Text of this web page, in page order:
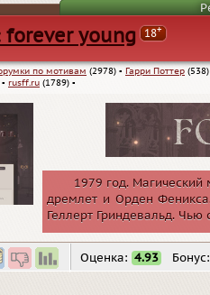
forever young 18+
по мотивам (2978) ▪ Гарри Поттер (538)
▪ rusff.ru (1789) ▪
1979 год.
дремлет и Орден
Геллерт Гриндевальд.
Оценка: 4.93 Бонус: